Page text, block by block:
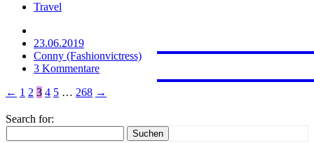
Travel
23.06.2019
Conny (Fashionvictress)
3 Kommentare
← 1 2 3 4 5 … 268 →
Search for:
Suchen